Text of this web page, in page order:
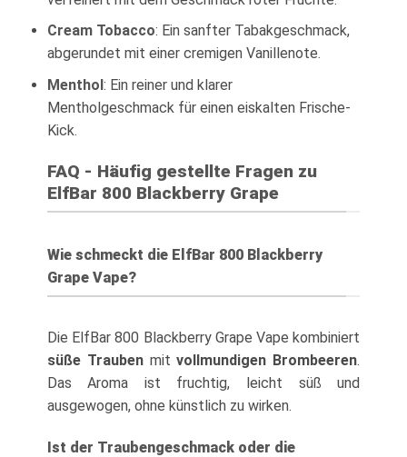
Cream Tobacco: Ein sanfter Tabakgeschmack,
abgerundet mit einer cremigen Vanillenote.
Menthol: Ein reiner und klarer
Mentholgeschmack für einen eiskalten Frische-
Kick.
FAQ - Häufig gestellte Fragen zu
ElfBar 800 Blackberry Grape
Wie schmeckt die ElfBar 800 Blackberry
Grape Vape?
Die ElfBar 800 Blackberry Grape Vape kombiniert
süße Traubenmitvollmundigen Brombeeren.
Das Aroma ist fruchtig, leicht süß und
ausgewogen, ohne künstlich zu wirken.
Ist der Traubengeschmack oder die